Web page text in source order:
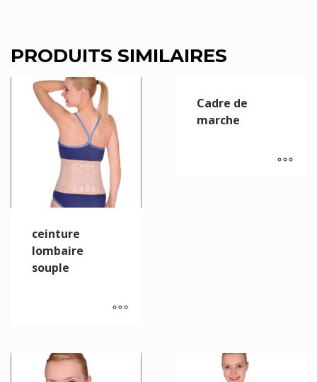
PRODUITS SIMILAIRES
ceinture
lombaire
souple
Cadre de
marche